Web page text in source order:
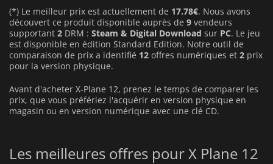
56.84€
(*) Le meilleur prix est actuellement de 17.78€. Nous avons
découvert ce produit disponible auprès de 9 vendeurs
supportant 2 DRM : Steam & Digital Download sur PC. Le jeu
est disponible en édition Standard Edition. Notre outil de
comparaison de prix a identifié 12 offres numériques et 2 prix
pour la version physique.
Avant d'acheter X-Plane 12, prenez le temps de comparer les
prix, que vous préfériez l'acquérir en version physique en
magasin ou en version numérique avec une clé CD.
Les meilleures offres pour X Plane 12